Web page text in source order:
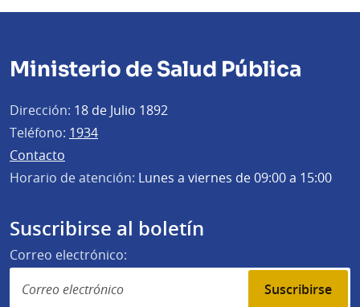
Ministerio de Salud Pública
Dirección: 18 de Julio 1892
Teléfono: 1934
Contacto
Horario de atención: Lunes a viernes de 09:00 a 15:00
Suscribirse al boletín
Correo electrónico:
Suscribirse